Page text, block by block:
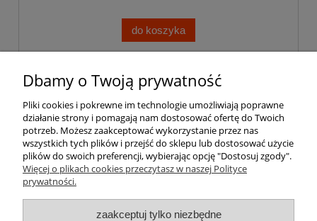
do koszyka
Pomoc
Moje konto
Płatności i dostawa
Dbamy o Twoją prywatność
Pliki cookies i pokrewne im technologie umożliwiają poprawne
działanie strony i pomagają nam dostosować ofertę do Twoich
potrzeb. Możesz zaakceptować wykorzystanie przez nas
wszystkich tych plików i przejść do sklepu lub dostosować użycie
plików do swoich preferencji, wybierając opcję "Dostosuj zgody".
Więcej o plikach cookies przeczytasz w naszej Polityce
prywatności.
zaakceptuj tylko niezbędne